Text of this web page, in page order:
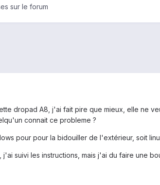
sur le forum
dropad A8, j'ai fait pire que mieux, elle ne
connait ce probleme ?
pour pour la bidouiller de l'extérieur, soit
suivi les instructions, mais j'ai du faire une